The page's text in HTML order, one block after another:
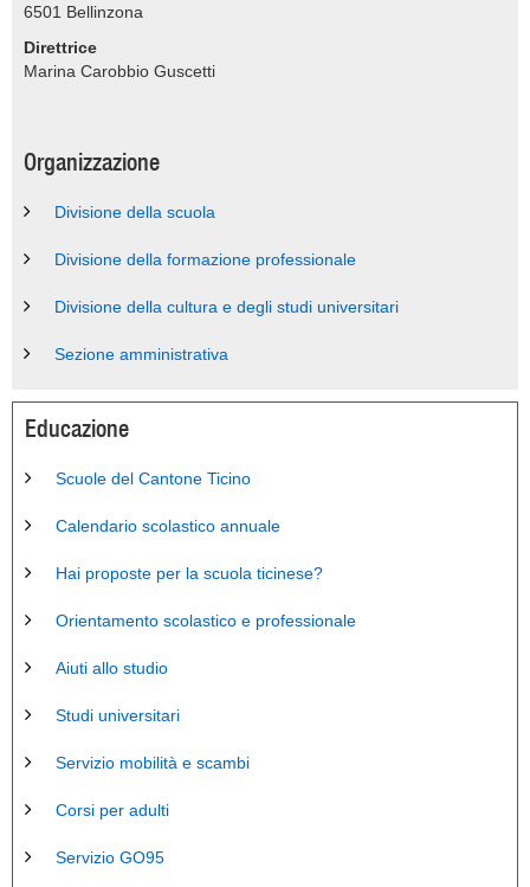
6501 Bellinzona
Direttrice
Marina Carobbio Guscetti
Organizzazione
Divisione della scuola
Divisione della formazione professionale
Divisione della cultura e degli studi universitari
Sezione amministrativa
Educazione
Scuole del Cantone Ticino
Calendario scolastico annuale
Hai proposte per la scuola ticinese?
Orientamento scolastico e professionale
Aiuti allo studio
Studi universitari
Servizio mobilità e scambi
Corsi per adulti
Servizio GO95